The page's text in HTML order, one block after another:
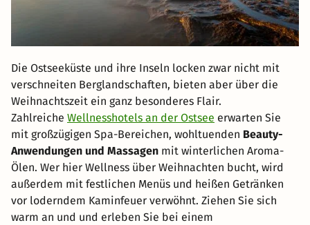
Die Ostseeküste und ihre Inseln locken zwar nicht mit
verschneiten Berglandschaften, bieten aber über die
Weihnachtszeit ein ganz besonderes Flair.
Zahlreiche Wellnesshotels an der Ostsee erwarten Sie
mit großzügigen Spa-Bereichen, wohltuenden Beauty-
Anwendungen und Massagen mit winterlichen Aroma-
Ölen. Wer hier Wellness über Weihnachten bucht, wird
außerdem mit festlichen Menüs und heißen Getränken
vor loderndem Kaminfeuer verwöhnt. Ziehen Sie sich
warm an und und erleben Sie bei einem